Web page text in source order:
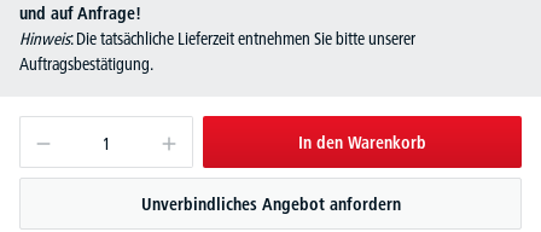
und auf Anfrage!
Hinweis: Die tatsächliche Lieferzeit entnehmen Sie bitte unserer
Auftragsbestätigung.
In den Warenkorb
Unverbindliches Angebot anfordern